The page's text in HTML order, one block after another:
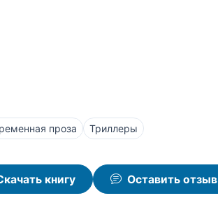
проза Триллеры
книгу Оставить отзыв